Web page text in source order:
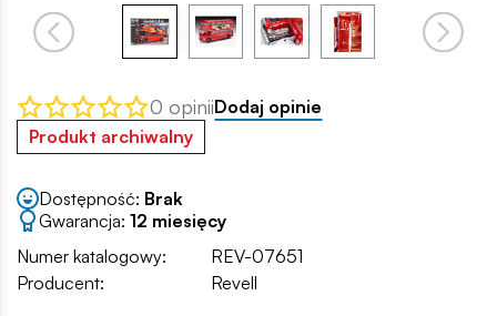
0 opiniiDodaj opinie
Produkt archiwalny
Dostępność: Brak
Gwarancja: 12 miesięcy
Numer katalogowy:
REV-07651
Producent:
Revell